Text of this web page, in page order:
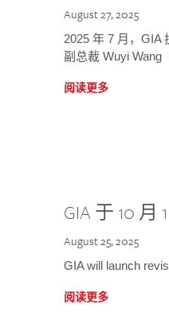
August 27, 2025
2025 年 7 月，GIA
副总裁 Wuyi Wang
阅读更多
GIA 于 10
August 25, 2025
GIA will launch
阅读更多